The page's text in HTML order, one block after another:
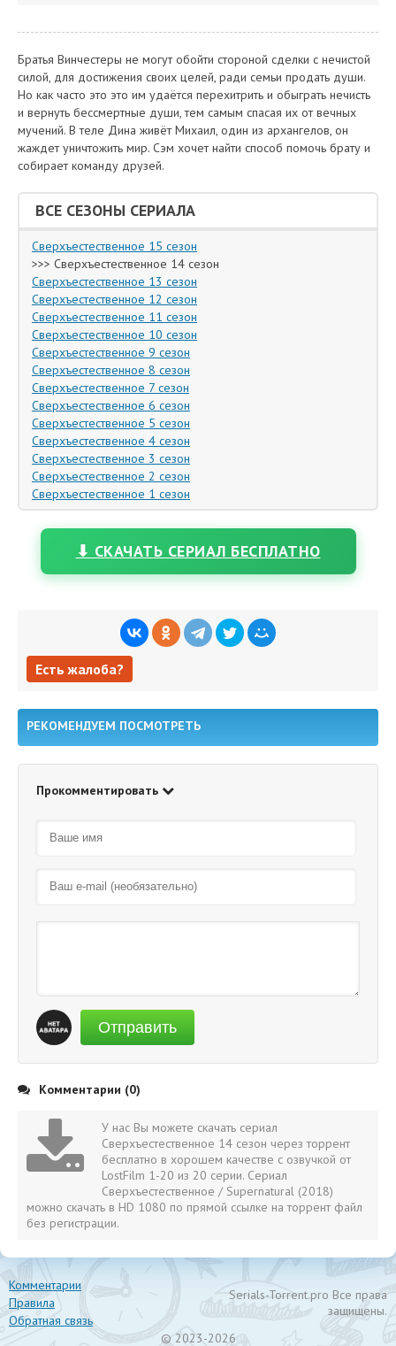
Братья Винчестеры не могут обойти стороной сделки с нечистой
силой, для достижения своих целей, ради семьи продать души.
Но как часто это это им удаётся перехитрить и обыграть нечисть
и вернуть бессмертные души, тем самым спасая их от вечных
мучений. В теле Дина живёт Михаил, один из архангелов, он
жаждет уничтожить мир. Сэм хочет найти способ помочь брату и
собирает команду друзей.
ВСЕ СЕЗОНЫ СЕРИАЛА
Сверхъестественное 15 сезон
>>> Сверхъестественное 14 сезон
Сверхъестественное 13 сезон
Сверхъестественное 12 сезон
Сверхъестественное 11 сезон
Сверхъестественное 10 сезон
Сверхъестественное 9 сезон
Сверхъестественное 8 сезон
Сверхъестественное 7 сезон
Сверхъестественное 6 сезон
Сверхъестественное 5 сезон
Сверхъестественное 4 сезон
Сверхъестественное 3 сезон
Сверхъестественное 2 сезон
Сверхъестественное 1 сезон
⬇ СКАЧАТЬ СЕРИАЛ БЕСПЛАТНО
Есть жалоба?
РЕКОМЕНДУЕМ ПОСМОТРЕТЬ
Прокомментировать
Отправить
Комментарии (0)
У нас Вы можете скачать сериал
Сверхъестественное 14 сезон через торрент
бесплатно в хорошем качестве с озвучкой от
LostFilm 1-20 из 20 серии. Сериал
Сверхъестественное / Supernatural (2018)
можно скачать в HD 1080 по прямой ссылке на торрент файл
без регистрации.
Комментарии
Правила
Обратная связь
Serials-Torrent.pro Все права
защищены.
© 2023-2026